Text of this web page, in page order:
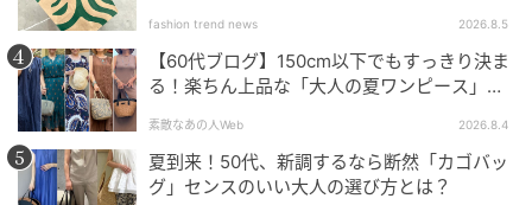
では、バレンシアガのクリエイティブ・ディレクター
Pierpaolo Piccioli（ピエールパオロ・ピッチョーリ）
が選んだマノロ ブラニクのアーカイブデザインをもと
に、上品なシルクサテンが艶めくミュールとスリング
バッグが誕生しました。
fashion trend news 2026.8.5
【60代ブログ】150cm以下でもすっきり決ま
る！楽ちん上品な「大人の夏ワンピース」コ
素敵なあの人Web 2026.8.4
夏到来！50代、新調するなら断然「カゴバッ
グ」センスのいい大人の選び方とは？